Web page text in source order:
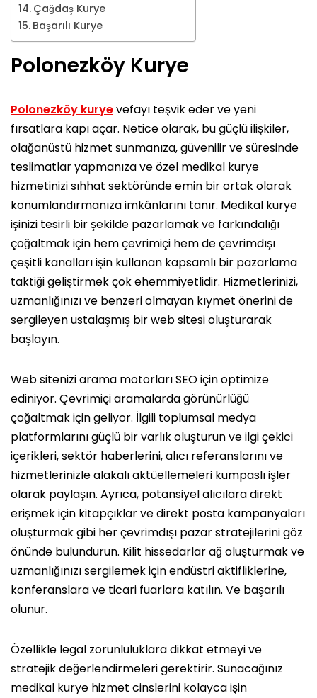
Çağdaş Kurye
Başarılı Kurye
Polonezköy Kurye
Polonezköy kuryevefayı teşvik eder ve yeni
fırsatlara kapı açar. Netice olarak, bu güçlü ilişkiler,
olağanüstü hizmet sunmanıza, güvenilir ve süresinde
teslimatlar yapmanıza ve özel medikal kurye
hizmetinizi sıhhat sektöründe emin bir ortak olarak
konumlandırmanıza imkânlarını tanır. Medikal kurye
işinizi tesirli bir şekilde pazarlamak ve farkındalığı
çoğaltmak için hem çevrimiçi hem de çevrimdışı
çeşitli kanalları işin kullanan kapsamlı bir pazarlama
taktiği geliştirmek çok ehemmiyetlidir. Hizmetlerinizi,
uzmanlığınızı ve benzeri olmayan kıymet önerini de
sergileyen ustalaşmış bir web sitesi oluşturarak
başlayın.
Web sitenizi arama motorları SEO için optimize
ediniyor. Çevrimiçi aramalarda görünürlüğü
çoğaltmak için geliyor. İlgili toplumsal medya
platformlarını güçlü bir varlık oluşturun ve ilgi çekici
içerikleri, sektör haberlerini, alıcı referanslarını ve
hizmetlerinizle alakalı aktüellemeleri kumpaslı işler
olarak paylaşın. Ayrıca, potansiyel alıcılara direkt
erişmek için kitapçıklar ve direkt posta kampanyaları
oluşturmak gibi her çevrimdışı pazar stratejilerini göz
önünde bulundurun. Kilit hissedarlar ağ oluşturmak ve
uzmanlığınızı sergilemek için endüstri aktifliklerine,
konferanslara ve ticari fuarlara katılın. Ve başarılı
olunur.
Özellikle legal zorunluluklara dikkat etmeyi ve
stratejik değerlendirmeleri gerektirir. Sunacağınız
medikal kurye hizmet cinslerini kolayca işin